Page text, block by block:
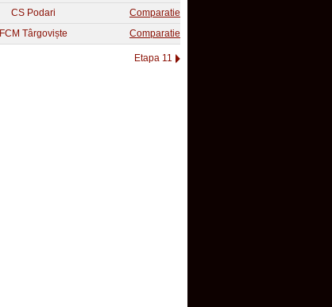
CS Podari
Comparatie
FCM Târgoviște Comparatie
Etapa 11